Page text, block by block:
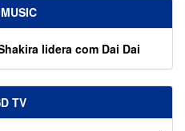
lidera com Dai Dai
TV